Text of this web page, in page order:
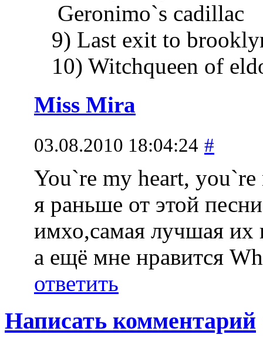
Geronimo`s cadillac
9) Last exit to
10) Witchqueen of
Miss Mira
03.08.2010 18:04:24 #
You`re my heart,
я раньше от этой
имхо,самая лучшая их
а ещё мне нравится
ответить
Написать комментарий